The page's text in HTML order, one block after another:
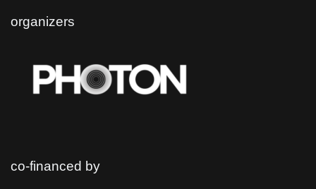
organizers
co-financed by